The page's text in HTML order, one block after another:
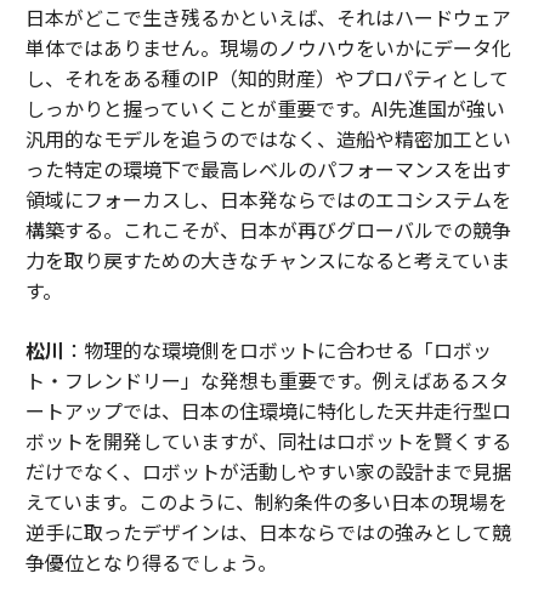
日本がどこで生き残るかといえば、それはハードウェア
単体ではありません。現場のノウハウをいかにデータ化
し、それをある種のIP（知的財産）やプロパティとして
しっかりと握っていくことが重要です。AI先進国が強い
汎用的なモデルを追うのではなく、造船や精密加工とい
った特定の環境下で最高レベルのパフォーマンスを出す
領域にフォーカスし、日本発ならではのエコシステムを
構築する。これこそが、日本が再びグローバルでの競争
力を取り戻すための大きなチャンスになると考えていま
す。
松川 ：物理的な環境側をロボットに合わせる「ロボッ
ト・フレンドリー」な発想も重要です。例えばあるスタ
ートアップでは、日本の住環境に特化した天井走行型ロ
ボットを開発していますが、同社はロボットを賢くする
だけでなく、ロボットが活動しやすい家の設計まで見据
えています。このように、制約条件の多い日本の現場を
逆手に取ったデザインは、日本ならではの強みとして競
争優位となり得るでしょう。